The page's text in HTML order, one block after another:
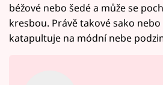
béžové nebo šedé a může se
kresbou. Právě takové sako
katapultuje na módní nebe